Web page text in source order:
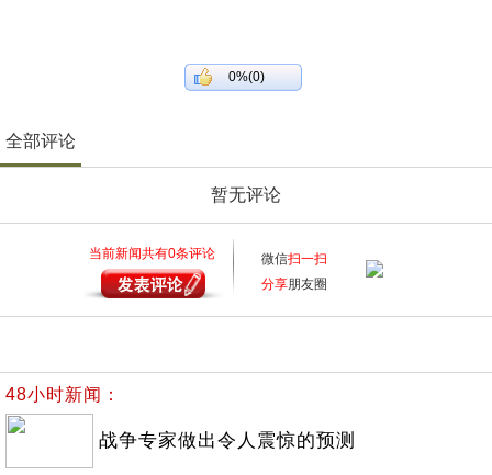
0%(0)
全部评论
暂无评论
当前新闻共有0条评论 微信扫一扫
分享朋友圈
48小时新闻：
战争专家做出令人震惊的预测